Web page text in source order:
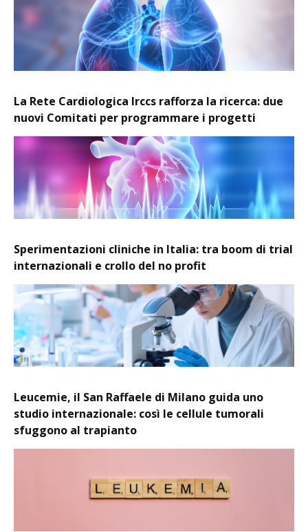
La Rete Cardiologica Irccs rafforza la ricerca: due
nuovi Comitati per programmare i progetti
Sperimentazioni cliniche in Italia: tra boom di trial
internazionali e crollo del no profit
Leucemie, il San Raffaele di Milano guida uno
studio internazionale: così le cellule tumorali
sfuggono al trapianto